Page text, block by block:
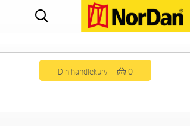
Din handlekurv 0